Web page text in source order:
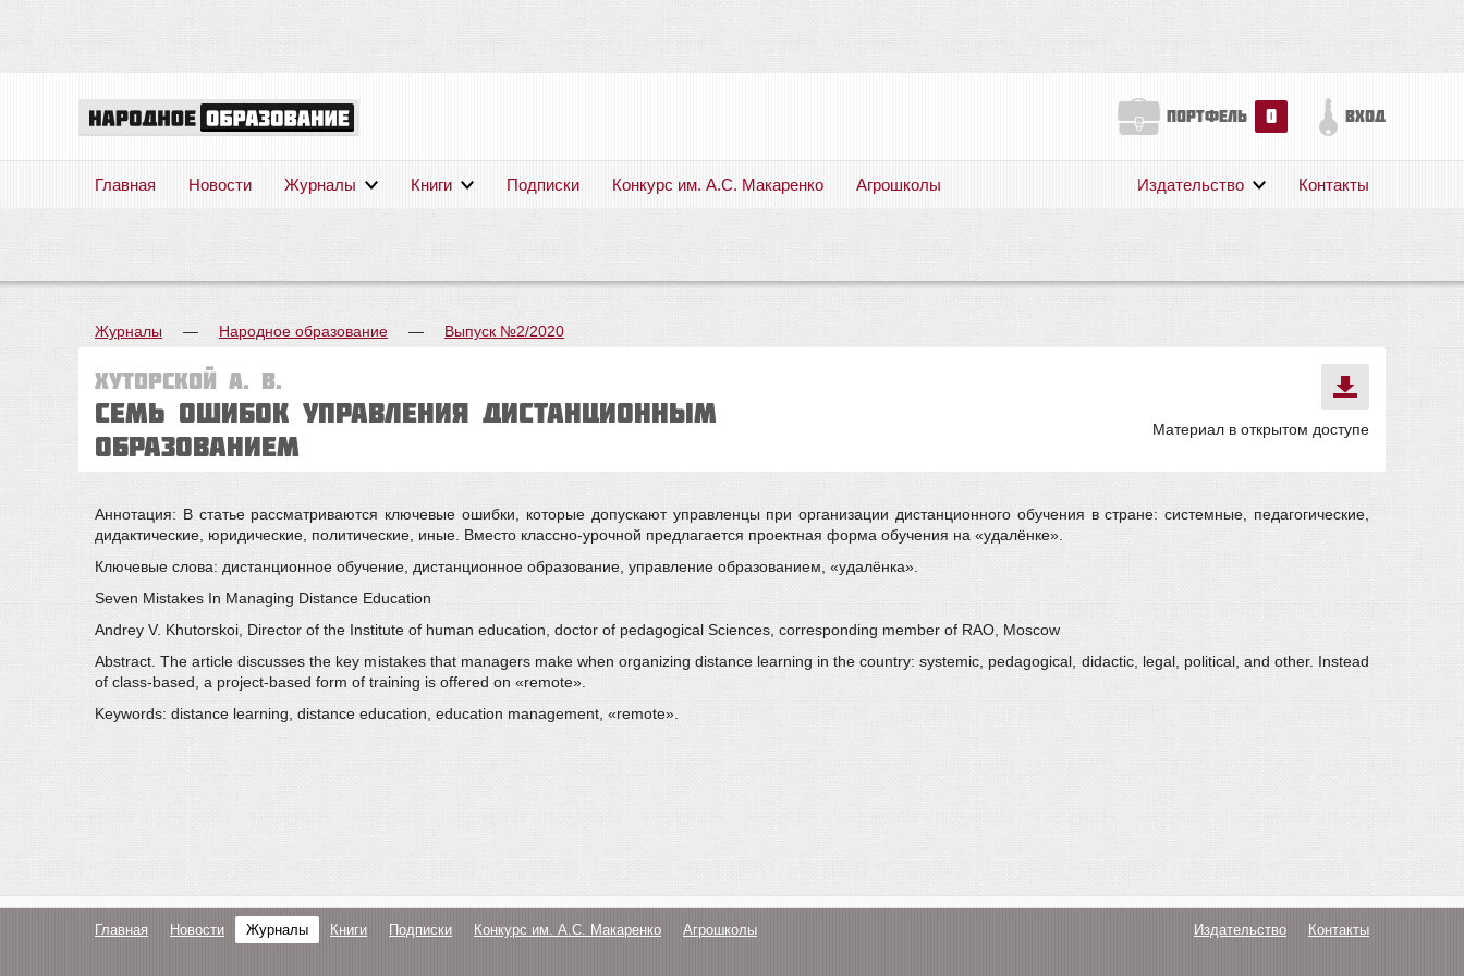
портфель 0 вход
Главная Новости Журналы Книги Подписки Конкурс им. А.С. Макаренко Агрошколы
Поддержка
Издательство Контакты
Журналы — Народное образование — Выпуск №2/2020
Хуторской А. В.
Семь ошибок управления дистанционным
образованием
Материал в открытом доступе
Аннотация: В статье рассматриваются ключевые ошибки, которые допускают управленцы при организации дистанционного обучения в стране: системные, педагогические,
дидактические, юридические, политические, иные. Вместо классно-урочной предлагается проектная форма обучения на «удалёнке».
Ключевые слова: дистанционное обучение, дистанционное образование, управление образованием, «удалёнка».
Seven Mistakes In Managing Distance Education
Andrey V. Khutorskoi, Director of the Institute of human education, doctor of pedagogical Sciences, corresponding member of RAO, Moscow
Abstract. The article discusses the key mistakes that managers make when organizing distance learning in the country: systemic, pedagogical, didactic, legal, political, and other. Instead
of class-based, a project-based form of training is offered on «remote».
Keywords: distance learning, distance education, education management, «remote».
Главная Новости Журналы Книги Подписки Конкурс им. А.С. Макаренко Агрошколы Издательство Контакты